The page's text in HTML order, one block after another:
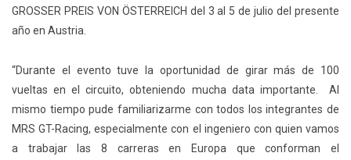
GROSSER PREIS VON ÖSTERREICH del 3 al 5 de julio del presente
año en Austria.
“Durante el evento tuve la oportunidad de girar más de 100
vueltas en el circuito, obteniendo mucha data importante. Al
mismo tiempo pude familiarizarme con todos los integrantes de
MRS GT-Racing, especialmente con el ingeniero con quien vamos
a trabajar las 8 carreras en Europa que conforman el